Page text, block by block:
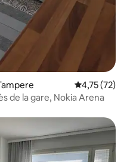
Évaluation
4,75 (72)
de la gare, Nokia Arena
appréciés